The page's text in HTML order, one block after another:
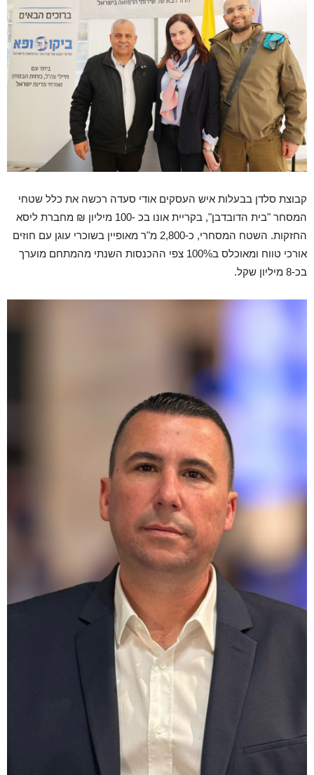
קבוצת סלדן בבעלות איש העסקים אודי סעדה רכשה את כלל שטחי
המסחר "בית הדובדבן", בקריית אונו בכ -100 מיליון ₪ מחברת ליסא
החזקות. השטח המסחרי, כ-2,800 מ"ר מאופיין בשוכרי עוגן עם חוזים
אורכי טווח ומאוכלס ב100% צפי ההכנסות השנתי מהמתחם מוערך
בכ-8 מיליון שקל.